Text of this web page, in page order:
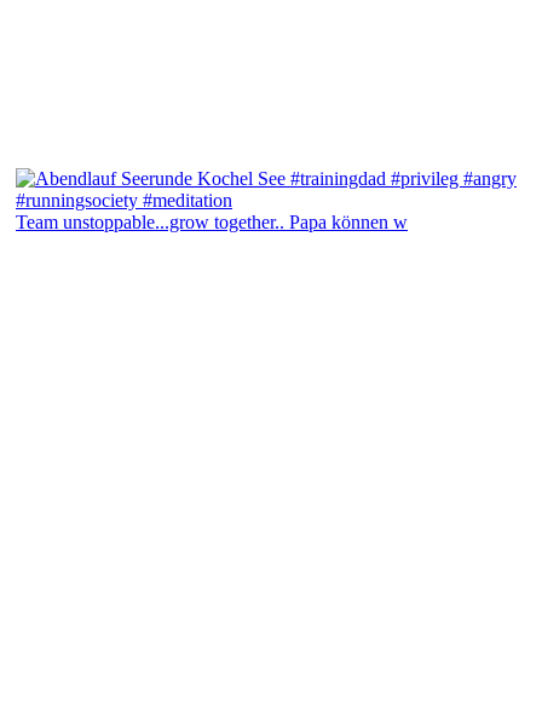
Team unstoppable...grow together.. Papa können w